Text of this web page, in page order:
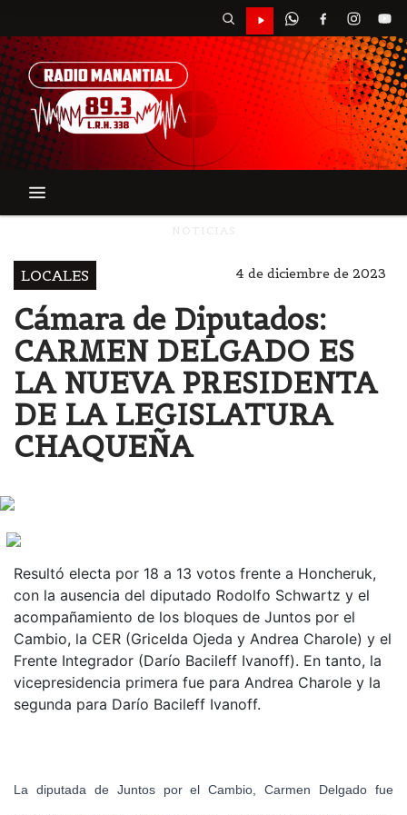
LOCALES 4 de diciembre de 2023
Cámara de Diputados:
CARMEN DELGADO ES
LA NUEVA PRESIDENTA
DE LA LEGISLATURA
CHAQUEÑA
Resultó electa por 18 a 13 votos frente a Honcheruk,
con la ausencia del diputado Rodolfo Schwartz y el
acompañamiento de los bloques de Juntos por el
Cambio, la CER (Gricelda Ojeda y Andrea Charole) y el
Frente Integrador (Darío Bacileff Ivanoff). En tanto, la
vicepresidencia primera fue para Andrea Charole y la
segunda para Darío Bacileff Ivanoff.
La diputada de Juntos por el Cambio, Carmen Delgado fue